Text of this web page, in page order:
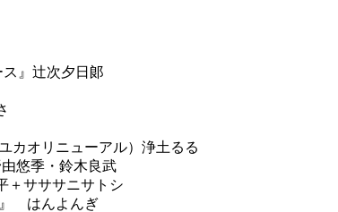
』辻次夕日郞
カオリニューアル）浄土るる
悠季・鈴木良武
＋サササニサトシ
』 はんよんぎ